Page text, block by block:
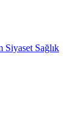
Siyaset Sağlık